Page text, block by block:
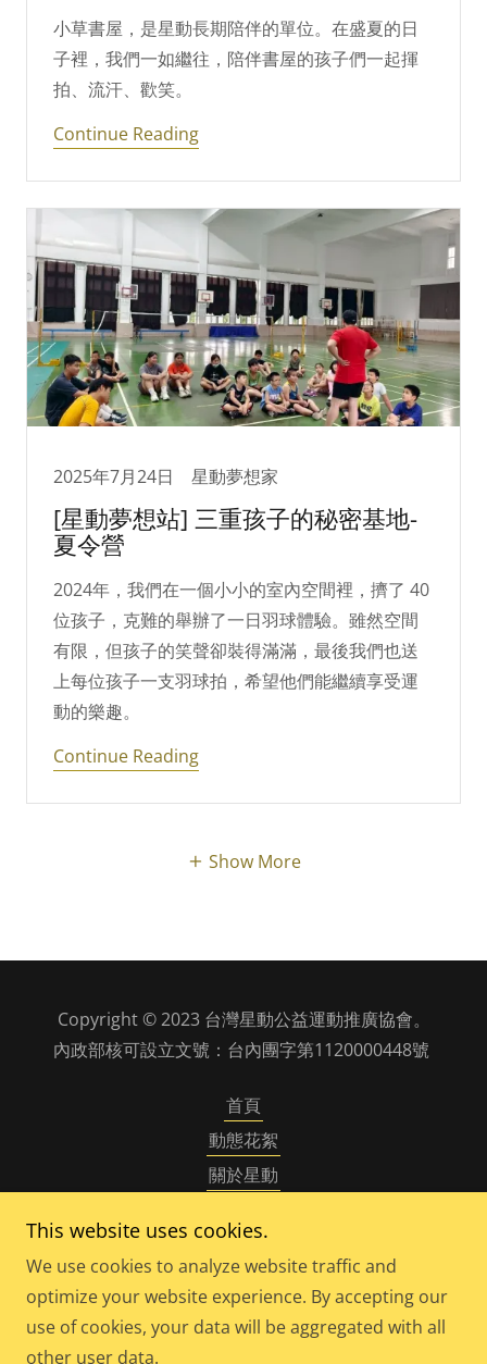
小草書屋，是星動長期陪伴的單位。在盛夏的日
子裡，我們一如繼往，陪伴書屋的孩子們一起揮
拍、流汗、歡笑。
Continue Reading
2025年7月24日 星動夢想家
[星動夢想站] 三重孩子的秘密基地-
夏令營
2024年，我們在一個小小的室內空間裡，擠了 40
位孩子，克難的舉辦了一日羽球體驗。雖然空間
有限，但孩子的笑聲卻裝得滿滿，最後我們也送
上每位孩子一支羽球拍，希望他們能繼續享受運
動的樂趣。
Continue Reading
Show More
Copyright © 2023 台灣星動公益運動推廣協會。
內政部核可設立文號：台內團字第1120000448號
首頁
動態花絮
關於星動
捐款支持
星動 心動 - 年刊
This website uses cookies.
We use cookies to analyze website traffic and
optimize your website experience. By accepting our
use of cookies, your data will be aggregated with all
other user data.